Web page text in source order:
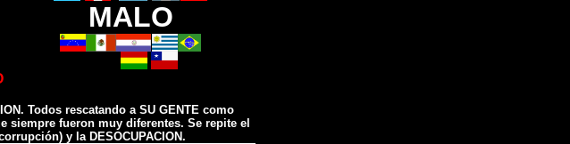
MALO
Todos rescatando a SU GENTE como
siempre fueron muy diferentes. Se repite el
y la DESOCUPACION.